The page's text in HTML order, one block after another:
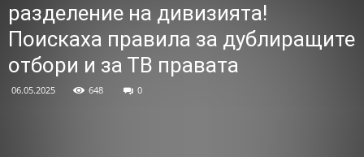
разделение на дивизията!
Поискаха правила за дублиращите
отбори и за ТВ правата
06.05.2025 648 0